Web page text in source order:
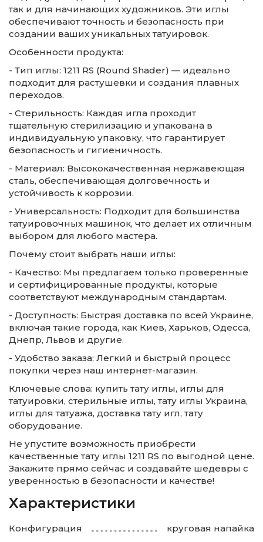
так и для начинающих художников. Эти иглы
обеспечивают точность и безопасность при
создании ваших уникальных татуировок.
Особенности продукта:
- Тип иглы: 1211 RS (Round Shader) — идеально
подходит для растушевки и создания плавных
переходов.
- Стерильность: Каждая игла проходит
тщательную стерилизацию и упакована в
индивидуальную упаковку, что гарантирует
безопасность и гигиеничность.
- Материал: Высококачественная нержавеющая
сталь, обеспечивающая долговечность и
устойчивость к коррозии.
- Универсальность: Подходит для большинства
татуировочных машинок, что делает их отличным
выбором для любого мастера.
Почему стоит выбрать наши иглы:
- Качество: Мы предлагаем только проверенные
и сертифицированные продукты, которые
соответствуют международным стандартам.
- Доступность: Быстрая доставка по всей Украине,
включая такие города, как Киев, Харьков, Одесса,
Днепр, Львов и другие.
- Удобство заказа: Легкий и быстрый процесс
покупки через наш интернет-магазин.
Ключевые слова: купить тату иглы, иглы для
татуировки, стерильные иглы, тату иглы Украина,
иглы для татуажа, доставка тату игл, тату
оборудование.
Не упустите возможность приобрести
качественные тату иглы 1211 RS по выгодной цене.
Закажите прямо сейчас и создавайте шедевры с
уверенностью в безопасности и качестве!
Характеристики
Конфигурация
круговая напайка